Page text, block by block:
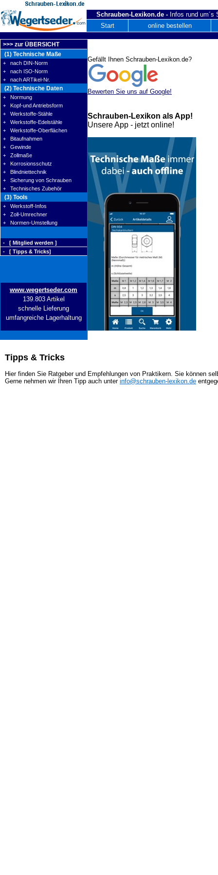
Schrauben-Lexikon.de - Infos rund um´s
Start
online bestellen
>>> zur ÜBERSICHT
(1) Technische Maße
+ nach DIN-Norm
+ nach ISO-Norm
+ nach ARTikel-Nr.
(2) Technische Daten
+ Normung
+ Kopf-und Antriebsform
+ Werkstoffe-Stähle
+ Werkstoffe-Edelstähle
+ Werkstoffe-Oberflächen
+ Bitaufnahmen
+ Gewinde
+ Zollmaße
+ Korrosionsschutz
+ Blindniettechnik
+ Sicherung von Schrauben
+ Technisches Zubehör
(3) Tools
+ Werkstoff-Infos
+ Zoll-Umrechner
+ Normen-Umstellung
- [ Mitglied werden ]
- [ Tipps & Tricks]
www.wegertseder.com
139.803 Artikel
schnelle Lieferung
umfangreiche Lagerhaltung
Tipps & Tricks
Hier finden Sie Ratgeber und Empfehlungen von Praktikern. Sie können
Gerne nehmen wir Ihren Tipp auch unter info@schrauben-lexikon.de
Gefällt Ihnen Schrauben-Lexikon.de?
Bewerten Sie uns auf Google!
Schrauben-Lexikon als App!
Unsere App - jetzt online!